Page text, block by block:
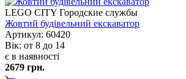
LEGO CITY Городские службы
Жовтий будівельний екскаватор
Артикул: 60420
ік: от 8 до 14
є в наявності
2679 грн.